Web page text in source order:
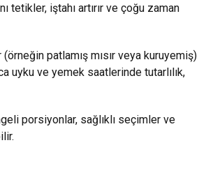
tetikler, iştahı artırır ve çoğu zaman
(örneğin patlamış mısır veya kuruyemiş)
uyku ve yemek saatlerinde tutarlılık,
porsiyonlar, sağlıklı seçimler ve